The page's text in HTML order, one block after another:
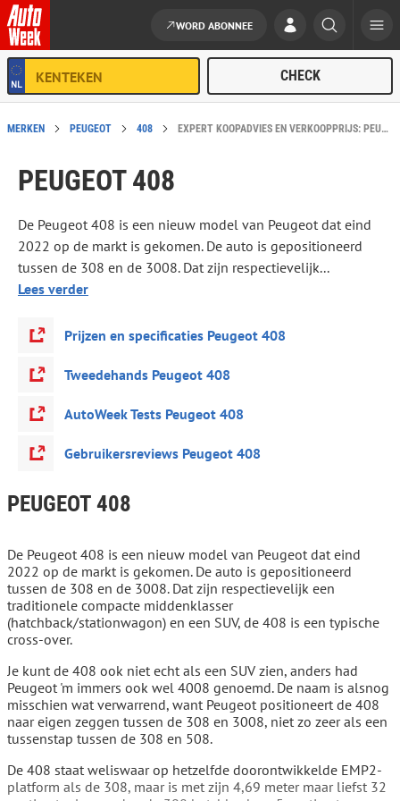
Ga naar de inhoud
WORD ABONNEE
MERKEN PEUGEOT 408 EXPERT KOOPADVIES EN VERKOOPPRIJS: PEUGEOT 408
PEUGEOT 408
De Peugeot 408 is een nieuw model van Peugeot dat eind
2022 op de markt is gekomen. De auto is gepositioneerd
tussen de 308 en de 3008. Dat zijn respectievelijk...
Lees verder
Prijzen en specificaties Peugeot 408
Tweedehands Peugeot 408
AutoWeek Tests Peugeot 408
Gebruikersreviews Peugeot 408
PEUGEOT 408
De Peugeot 408 is een nieuw model van Peugeot dat eind
2022 op de markt is gekomen. De auto is gepositioneerd
tussen de 308 en de 3008. Dat zijn respectievelijk een
traditionele compacte middenklasser
(hatchback/stationwagon) en een SUV, de 408 is een typische
cross-over.
Je kunt de 408 ook niet echt als een SUV zien, anders had
Peugeot 'm immers ook wel 4008 genoemd. De naam is alsnog
misschien wat verwarrend, want Peugeot positioneert de 408
naar eigen zeggen tussen de 308 en 3008, niet zo zeer als een
tussenstap tussen de 308 en 508.
De 408 staat weliswaar op hetzelfde doorontwikkelde EMP2-
platform als de 308, maar is met zijn 4,69 meter maar liefst 32